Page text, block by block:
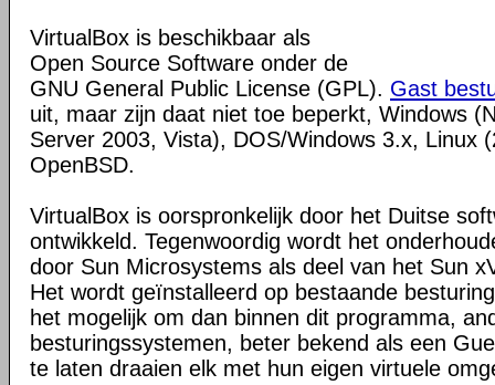
VirtualBox is beschikbaar als
Open Source Software onder de
GNU General Public License (GPL). Gast
uit, maar zijn daat niet toe beperkt, Windows
Server 2003, Vista), DOS/Windows 3.x, Linux
OpenBSD.
VirtualBox is oorspronkelijk door het Duitse
ontwikkeld. Tegenwoordig wordt het
door Sun Microsystems als deel van het Sun
Het wordt geïnstalleerd op bestaande
het mogelijk om dan binnen dit programma,
besturingssystemen, beter bekend als een
te laten draaien elk met hun eigen virtuele